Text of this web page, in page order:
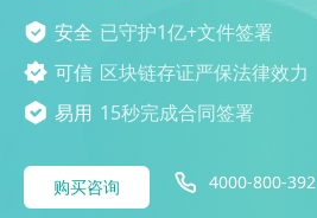
安全 已守护1亿+文件签署
可信 区块链存证严保法律效力
易用 15秒完成合同签署
购买咨询 4000-800-392